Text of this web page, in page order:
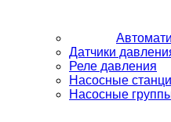
Датчики
Реле давления
Насосные
Насосные